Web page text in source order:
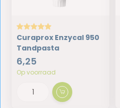
Curaprox Enzycal 950
Tandpasta
6,25
Op voorraad